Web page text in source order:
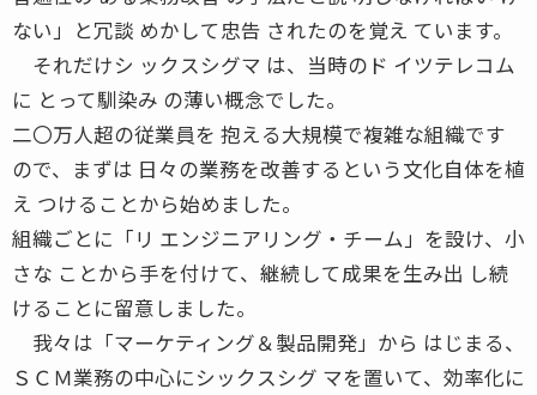
ない」と冗談 めかして忠告 されたのを覚え ています。
それだけシ ックスシグマ は、当時のド イツテレコム
に とって馴染み の薄い概念でした。
二〇万人超の従業員を 抱える大規模で複雑な組織です
ので、まずは 日々の業務を改善するという文化自体を植
え つけることから始めました。
組織ごとに「リ エンジニアリング・チーム」を設け、小
さな ことから手を付けて、継続して成果を生み出 し続
けることに留意しました。
我々は「マーケティング＆製品開発」から はじまる、
ＳＣＭ業務の中心にシックスシグ マを置いて、効率化に